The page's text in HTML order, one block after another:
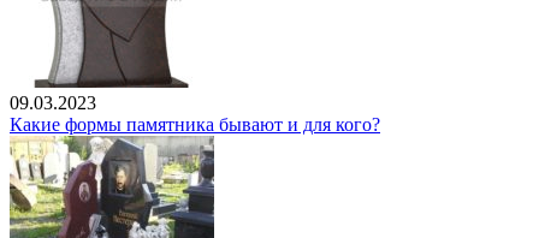
09.03.2023
Какие формы памятника бывают и для кого?